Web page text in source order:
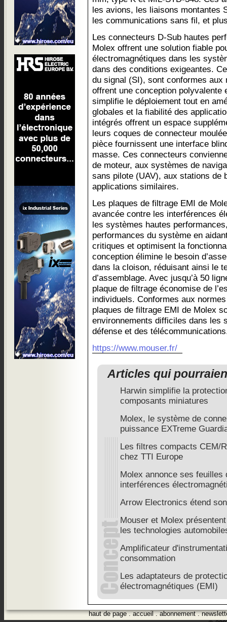
les avions, les liaisons montantes
les communications sans fil, et
Les connecteurs D-Sub hautes
Molex offrent une solution fiable
électromagnétiques dans les
dans des conditions exigeantes.
du signal (SI), sont conformes aux
offrent une conception polyvalente
simplifie le déploiement tout en
globales et la fiabilité des
intégrés offrent un espace
leurs coques de connecteur
pièce fournissent une interface
masse. Ces connecteurs
de moteur, aux systèmes de
sans pilote (UAV), aux stations de
applications similaires.
Les plaques de filtrage EMI de
avancée contre les interférences
les systèmes hautes
performances du système en
critiques et optimisent la
conception élimine le besoin
dans la cloison, réduisant ainsi le
d’assemblage. Avec jusqu’à 50
plaque de filtrage économise de
individuels. Conformes aux
plaques de filtrage EMI de Molex
environnements difficiles dans les
défense et des
https://www.mouser.fr/
Articles qui
Harwin simplifie la
composants miniatures
Molex, le système de
puissance EXTreme
Les filtres compacts CEM/
chez TTI Europe
Molex annonce ses feuilles
interférences
Arrow Electronics étend
Mouser et Molex
les technologies
Amplificateur
consommation
Les adaptateurs de
électromagnétiques (EMI)
haut de page.accueil.abonnement.